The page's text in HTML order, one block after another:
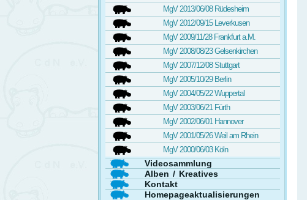
MgV 2013/06/08 Rüdesheim
MgV 2012/09/15 Leverkusen
MgV 2009/11/28 Frankfurt a.M.
MgV 2008/08/23 Gelsenkirchen
MgV 2007/12/08 Stuttgart
MgV 2005/10/29 Berlin
MgV 2004/05/22 Wuppertal
MgV 2003/06/21 Fürth
MgV 2002/06/01 Hannover
MgV 2001/05/26 Weil am Rhein
MgV 2000/06/03 Köln
Videosammlung
Alben / Kreatives
Kontakt
Homepageaktualisierungen